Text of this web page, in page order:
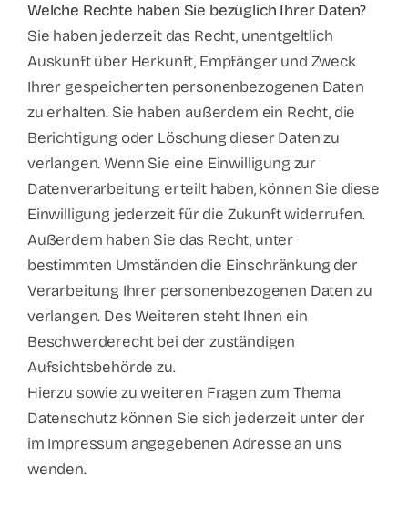
Welche Rechte haben Sie bezüglich Ihrer Daten?
Sie haben jederzeit das Recht, unentgeltlich
Auskunft über Herkunft, Empfänger und Zweck
Ihrer gespeicherten personenbezogenen Daten
zu erhalten. Sie haben außerdem ein Recht, die
Berichtigung oder Löschung dieser Daten zu
verlangen. Wenn Sie eine Einwilligung zur
Datenverarbeitung erteilt haben, können Sie diese
Einwilligung jederzeit für die Zukunft widerrufen.
Außerdem haben Sie das Recht, unter
bestimmten Umständen die Einschränkung der
Verarbeitung Ihrer personenbezogenen Daten zu
verlangen. Des Weiteren steht Ihnen ein
Beschwerderecht bei der zuständigen
Aufsichtsbehörde zu.
Hierzu sowie zu weiteren Fragen zum Thema
Datenschutz können Sie sich jederzeit unter der
im Impressum angegebenen Adresse an uns
wenden.